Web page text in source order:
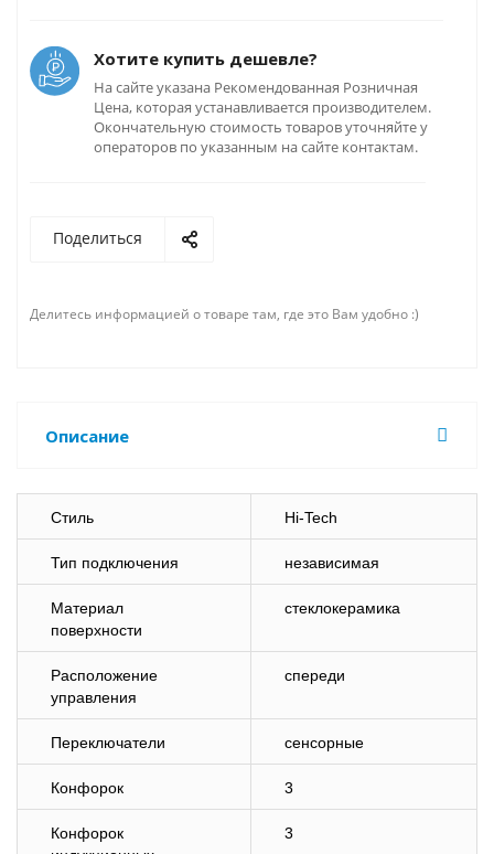
Хотите купить дешевле?
На сайте указана Рекомендованная Розничная
Цена, которая устанавливается производителем.
Окончательную стоимость товаров уточняйте у
операторов по указанным на сайте контактам.
Поделиться
Делитесь информацией о товаре там, где это Вам удобно :)
Описание
Стиль Hi-Tech
Тип подключения независимая
Материал
поверхности
стеклокерамика
Расположение
управления
спереди
Переключатели сенсорные
Конфорок 3
Конфорок
3